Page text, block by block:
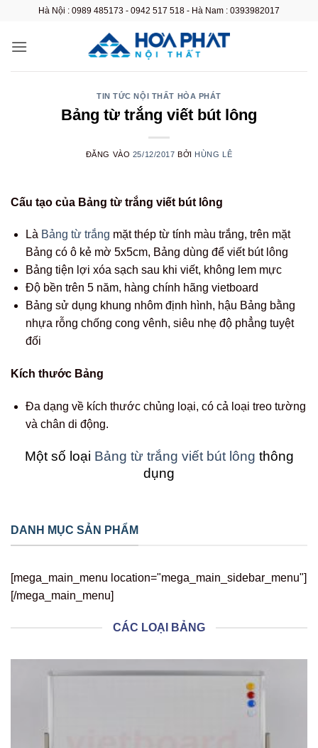
nội
Hà Nội : 0989 485173 - 0942 517 518 - Hà Nam : 0393982017
TIN TỨC NỘI THẤT HÒA PHÁT
Bảng từ trắng viết bút lông
ĐĂNG VÀO 25/12/2017 BỞI HÙNG LÊ
Cấu tạo của Bảng từ trắng viết bút lông
Là Bảng từ trắng mặt thép từ tính màu trắng, trên mặt
Bảng có ô kẻ mờ 5x5cm, Bảng dùng để viết bút lông
Bảng tiện lợi xóa sạch sau khi viết, không lem mực
Độ bền trên 5 năm, hàng chính hãng vietboard
Bảng sử dụng khung nhôm định hình, hậu Bảng bằng
nhựa rỗng chống cong vênh, siêu nhẹ độ phẳng tuyệt
đối
Kích thước Bảng
Đa dạng về kích thước chủng loại, có cả loại treo tường
và chân di động.
Một số loại Bảng từ trắng viết bút lông thông
dụng
DANH MỤC SẢN PHẨM
[mega_main_menu location="mega_main_sidebar_menu"]
[/mega_main_menu]
CÁC LOẠI BẢNG